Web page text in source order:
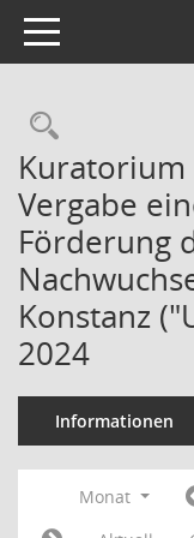
Toggle navigation
Vergabe
Förderung
Konstanz
2024
Informationen
Monat